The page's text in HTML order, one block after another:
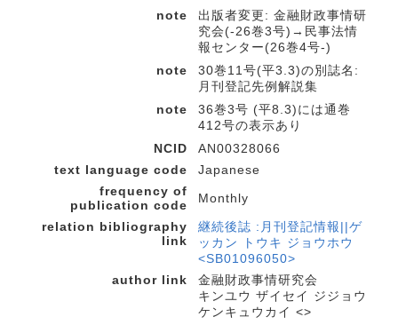
note
出版者変更: 金融財政事情研
究会(-26巻3号)→民事法情
報センター(26巻4号-)
note
30巻11号(平3.3)の別誌名:
月刊登記先例解説集
note
36巻3号 (平8.3)には通巻
412号の表示あり
NCID
AN00328066
text language code
Japanese
frequency of
publication code
Monthly
relation bibliography
link
継続後誌 :月刊登記情報||ゲ
ッカン トウキ ジョウホウ
<SB01096050>
author link
金融財政事情研究会
キンユウ ザイセイ ジジョウ
ケンキュウカイ <>